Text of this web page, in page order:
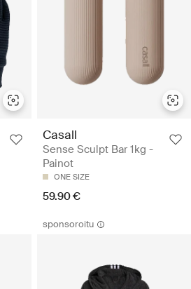
Casall
Sense Sculpt Bar 1kg -
Painot
ONE SIZE
59.90 €
sponsoroitu